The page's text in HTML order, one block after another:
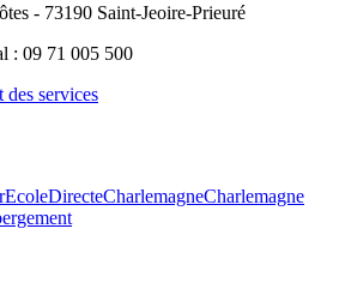
- 73190 Saint-Jeoire-Prieuré
: 09 71 005 500
des services
CharlemagneCharlemagne